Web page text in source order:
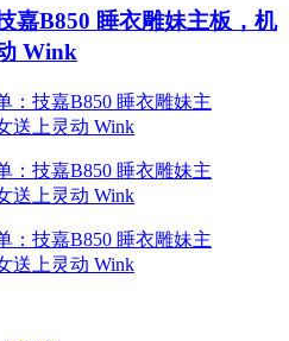
嘉B850 睡衣雕妹主板，机
Wink